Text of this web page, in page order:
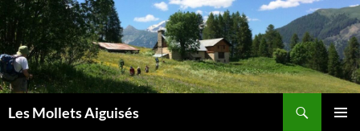
Aller
au
contenu
Les Mollets Aiguisés